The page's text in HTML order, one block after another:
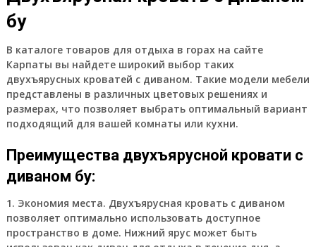
бу
В каталоге товаров для отдыха в горах на сайте
Карпаты вы найдете широкий выбор таких
двухъярусных кроватей с диваном. Такие модели мебели
представлены в различных цветовых решениях и
размерах, что позволяет выбрать оптимальный вариант
подходящий для вашей комнаты или кухни.
Преимущества двухъярусной кровати с
диваном бу:
1. Экономия места. Двухъярусная кровать с диваном
позволяет оптимально использовать доступное
пространство в доме. Нижний ярус может быть